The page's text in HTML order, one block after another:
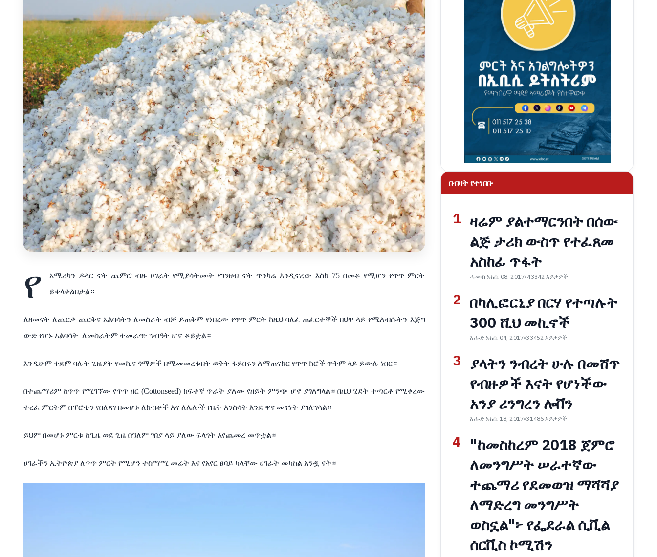
የ አሜሪካን ዶላር ኖት ጨምሮ ብዙ ሀገራት የሚያሳትሙት የገንዘብ ኖት ጥንካሬ እንዲኖረው እስከ 75 በመቶ የሚሆን የጥጥ ምርት
ይቀላቀልበታል።
ለዘመናት ለጨርቃ ጨርቅና አልባሳትን ለመስራት ብቻ ይጠቅም የነበረው የጥጥ ምርት ከዚህ ባለፈ ጠፈርተኞች በህዋ ላይ የሚለብሱትን እጅግ
ውድ የሆኑ አልባሳት ለመስራትም ተመራጭ ግብዓት ሆኖ ቆይቷል።
እንዲሁም ቀደም ባሉት ጊዜያት የመኪና ጎማዎች በሚመመረቱበት ወቅት ፋይበሩን ለማጠናከር የጥጥ ክሮች ጥቅም ላይ ይውሉ ነበር።
በተጨማሪም ከጥጥ የሚገኘው የጥጥ ዘር(Cottonseed) ከፍተኛ ጥራት ያለው የዘይት ምንጭ ሆኖ ያገለግላል። በዚህ ሂደት ተጣርቶ የሚቀረው
ተረፈ ምርትም በፕሮቲን የበለጸገ በመሆኑ ለከብቶች እና ለሌሎች የቤት እንስሳት እንደ ዋና መኖነት ያገለግላል።
ይህም በመሆኑ ምርቱ ከጊዜ ወደ ጊዜ በዓለም ገበያ ላይ ያለው ፍላጎት እየጨመረ መጥቷል።
ሀገራችን ኢትዮጵያ ለጥጥ ምርት የሚሆን ተስማሚ መሬት እና የአየር ፀባይ ካላቸው ሀገራት መካከል አንዷ ናት።
በብዛት የተነበቡ
1 ዛሬም ያልተማርንበት በሰው
ልጅ ታሪክ ውስጥ የተፈጸመ
አስከፊ ጥፋት
ሓሙስ ነሐሴ 08, 2017•43342 እይታዎች
2 በካሊፎርኒያ በርሃ የተጣሉት
300 ሺህ መኪኖች
እሑድ ነሐሴ 04, 2017•33452 እይታዎች
3 ያላትን ንብረት ሁሉ በመሸጥ
የብዙዎች እናት የሆነችው
አንያ ሪንግረን ሎቨን
እሑድ ነሐሴ 18, 2017•31486 እይታዎች
4 "ከመስከረም 2018 ጀምሮ
ለመንግሥት ሠራተኛው
ተጨማሪ የደመወዝ ማሻሻያ
ለማድረግ መንግሥት
ወስኗል"፦ የፌደራል ሲቪል
ሰርቪስ ኮሚሽን